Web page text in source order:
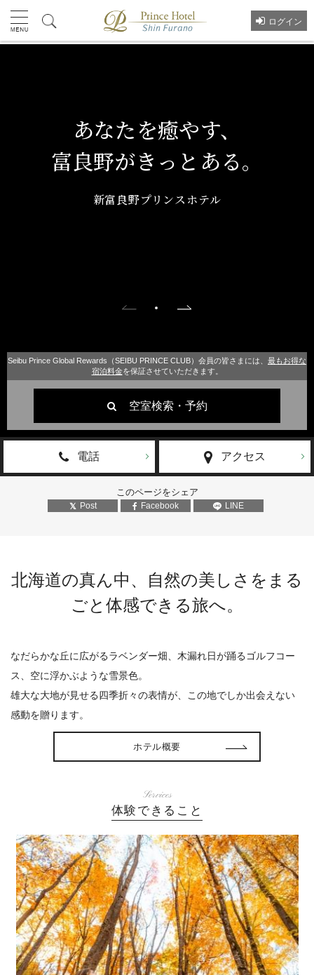
ログイン
あなたを癒やす、
富良野がきっとある。
新富良野プリンスホテル
Seibu Prince Global Rewards（SEIBU PRINCE CLUB）会員の皆さまには、 最もお得な
宿泊料金を保証させていただきます。
空室検索・予約
電話 アクセス
このページをシェア
Post Facebook LINE
北海道の真ん中、自然の美しさをまる
ごと体感できる旅へ。
なだらかな丘に広がるラベンダー畑、木漏れ日が踊るゴルフコー
ス、空に浮かぶような雪景色。
雄大な大地が見せる四季折々の表情が、この地でしか出会えない
感動を贈ります。
ホテル概要
Services
体験できること